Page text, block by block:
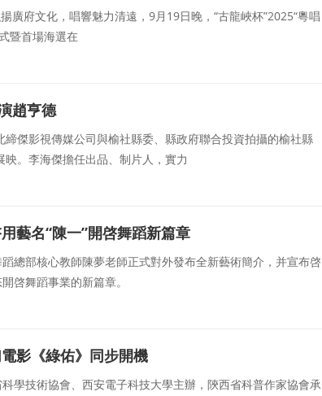
廣府文化，唱響魅力清遠，9月19日晚，“古龍峽杯”2025“粵唱
暨首場海選在
趙亨德
傑影視傳媒公司與榆社縣委、縣政府聯合投資拍攝的榆社縣
。李海傑擔任出品、制片人，實力
藝名“陳一”開啓舞蹈新篇章
總部核心教師陳夢老師正式對外發布全新藝術簡介，并宣布啓
啓舞蹈事業的新篇章。
影《綠佑》同步開機
學技術協會、西安電子科技大學主辦，陝西省科普作家協會承